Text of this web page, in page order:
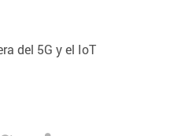
del 5G y el IoT